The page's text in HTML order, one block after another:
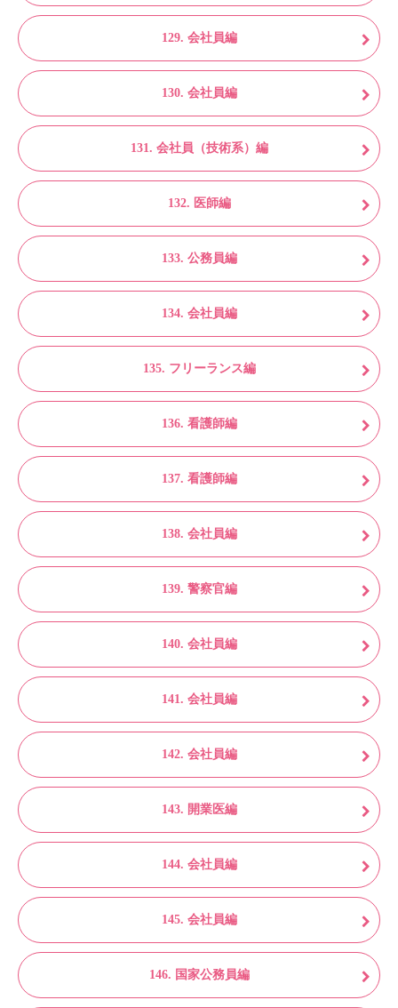
129. 会社員編
130. 会社員編
131. 会社員（技術系）編
132. 医師編
133. 公務員編
134. 会社員編
135. フリーランス編
136. 看護師編
137. 看護師編
138. 会社員編
139. 警察官編
140. 会社員編
141. 会社員編
142. 会社員編
143. 開業医編
144. 会社員編
145. 会社員編
146. 国家公務員編